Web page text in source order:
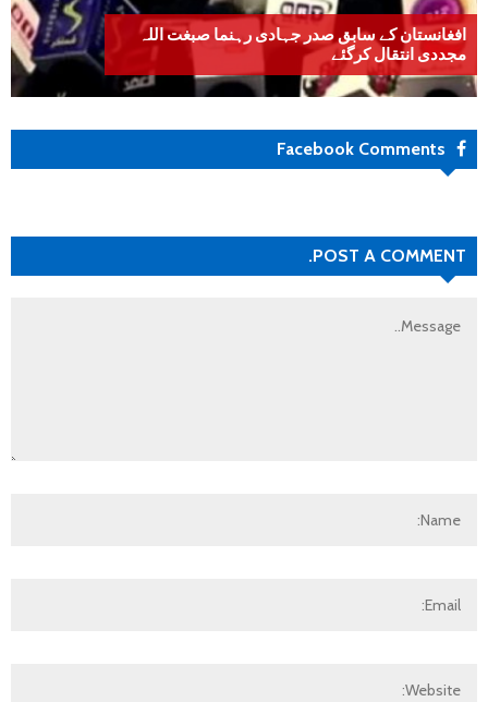
افغانستان کے سابق صدر جہادی رہنما صبغت اللہ
مجددی انتقال کرگئے
Facebook Comments
POST A COMMENT.